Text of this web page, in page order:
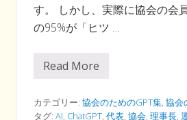
す。 しかし、実際に協会の会
の95%が「ヒツ …
ヒ
心
理
Read More
カテゴリー: 協会のためのGPT集, 協会
タグ: AI, ChatGPT, 代表, 協会, 理事長,